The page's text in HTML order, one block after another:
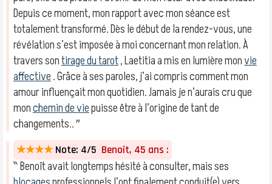
Depuis ce moment, mon rapport avec mon séance est
totalement transformé. Dès le début de la rendez-vous, une
révélation s’est imposée à moi concernant mon relation. À
travers sontirage du tarot, Laetitia a mis en lumière monvie
affective. Grâce à ses paroles, j’ai compris comment mon
amour influençait mon quotidien. Jamais je n’aurais cru que
monchemin de viepuisse être à l’origine de tant de
changements.. ″
★★★★ Note: 4/5 Benoît, 45 ans :
‶ Benoît avait longtemps hésité à consulter, mais ses